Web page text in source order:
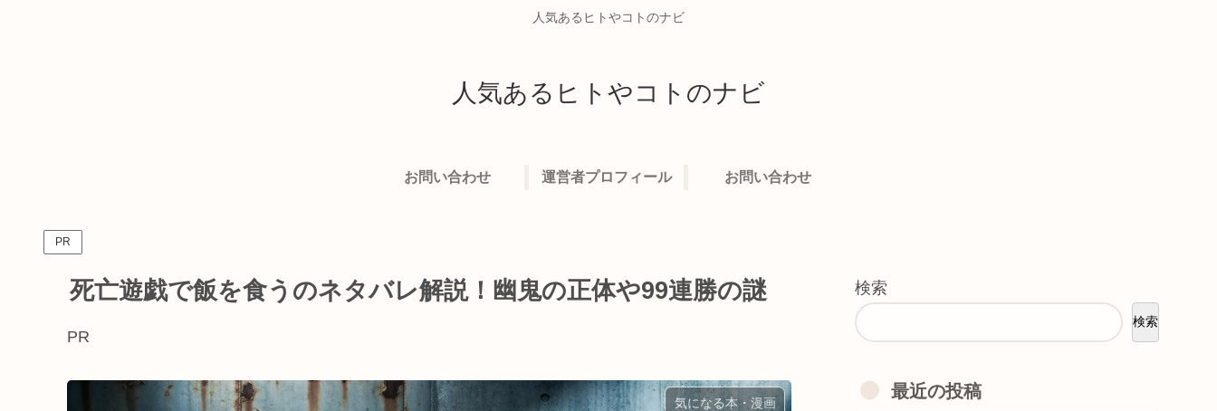
人気あるヒトやコトのナビ
人気あるヒトやコトのナビ
お問い合わせ 運営者プロフィール お問い合わせ
PR
死亡遊戯で飯を食うのネタバレ解説！幽鬼の正体や99連勝の謎
PR
気になる本・漫画
検索
検索
最近の投稿